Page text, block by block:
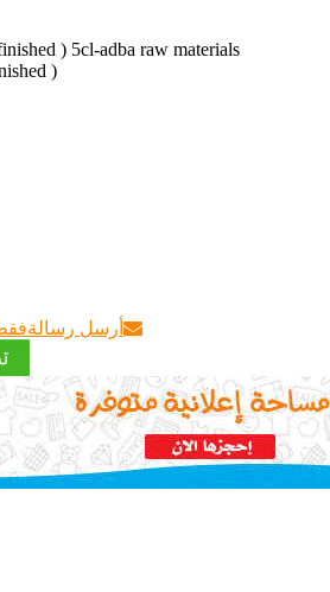
) 5cl-adba raw materials
)
أرسل رسالة